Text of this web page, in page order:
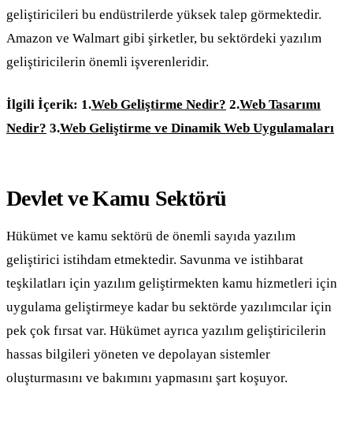
geliştiricileri bu endüstrilerde yüksek talep görmektedir.
Amazon ve Walmart gibi şirketler, bu sektördeki yazılım
geliştiricilerin önemli işverenleridir.
İlgili İçerik: 1.Web Geliştirme Nedir? 2.Web Tasarımı
Nedir? 3.Web Geliştirme ve Dinamik Web Uygulamaları
Devlet ve Kamu Sektörü
Hükümet ve kamu sektörü de önemli sayıda yazılım
geliştirici istihdam etmektedir. Savunma ve istihbarat
teşkilatları için yazılım geliştirmekten kamu hizmetleri için
uygulama geliştirmeye kadar bu sektörde yazılımcılar için
pek çok fırsat var. Hükümet ayrıca yazılım geliştiricilerin
hassas bilgileri yöneten ve depolayan sistemler
oluşturmasını ve bakımını yapmasını şart koşuyor.